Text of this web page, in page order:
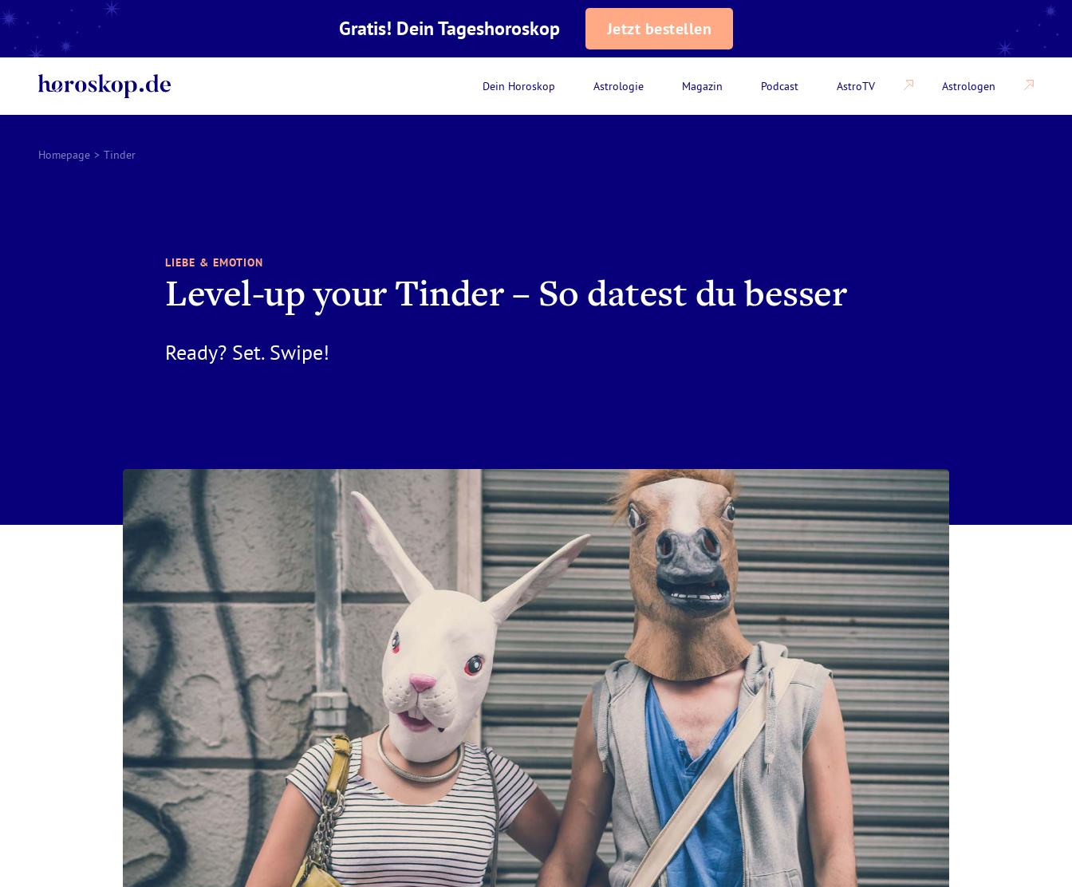
Dein Horoskop Astrologie Magazin Podcast AstroTV Astrologen
Gratis! Dein Tageshoroskop Jetzt bestellen
Homepage > Tinder
LIEBE & EMOTION
Level-up your Tinder – So datest du besser
Ready? Set. Swipe!